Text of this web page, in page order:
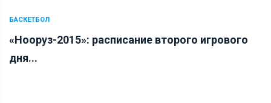
БАСКЕТБОЛ
«Нооруз-2015»: расписание второго игрового
дня...